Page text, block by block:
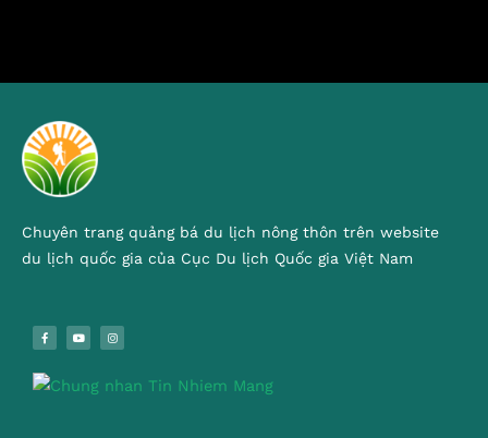
Chuyên trang quảng bá du lịch nông thôn trên website
du lịch quốc gia của Cục Du lịch Quốc gia Việt Nam